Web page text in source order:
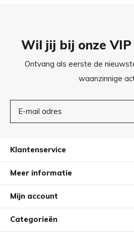
Wil jij bij onze
Ontvang als eerste de
waanzinnige
Klantenservice
Meer informatie
Mijn account
Categorieën